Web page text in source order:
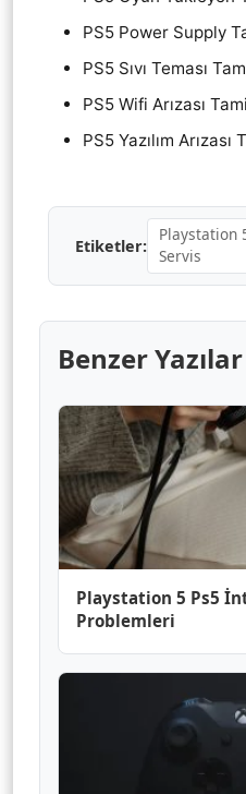
PS5 Power Supply
PS5 Sıvı Teması
PS5 Wifi Arızası
PS5 Yazılım Arızası
Etiketler:
Playstation
Servis
Benzer Yazılar
Playstation 5 Ps5
Problemleri